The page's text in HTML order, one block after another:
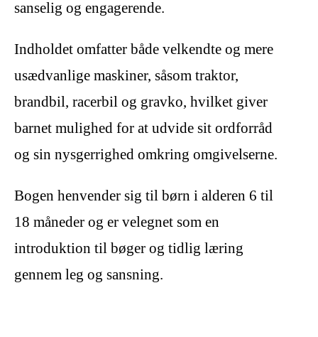
sanselig og engagerende.
Indholdet omfatter både velkendte og mere
usædvanlige maskiner, såsom traktor,
brandbil, racerbil og gravko, hvilket giver
barnet mulighed for at udvide sit ordforråd
og sin nysgerrighed omkring omgivelserne.
Bogen henvender sig til børn i alderen 6 til
18 måneder og er velegnet som en
introduktion til bøger og tidlig læring
gennem leg og sansning.